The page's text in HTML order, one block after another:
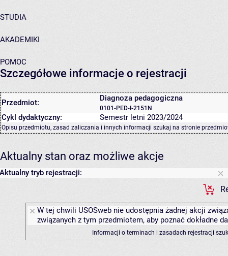
STUDIA
AKADEMIKI
POMOC
Szczegółowe informacje o rejestracji
Przedmiot: Diagnoza pedagogiczna
0101-PED-I-2151N
Cykl dydaktyczny: Semestr letni 2023/2024
Opisu przedmiotu, zasad zaliczania i innych informacji szukaj na stronie
Aktualny stan oraz możliwe akcje
Aktualny tryb rejestracji:
W tej chwili USOSweb nie udostępnia żadnej akcji
związanych z tym przedmiotem, aby poznać dokładne
Informacji o terminach i zasadach rejestracji